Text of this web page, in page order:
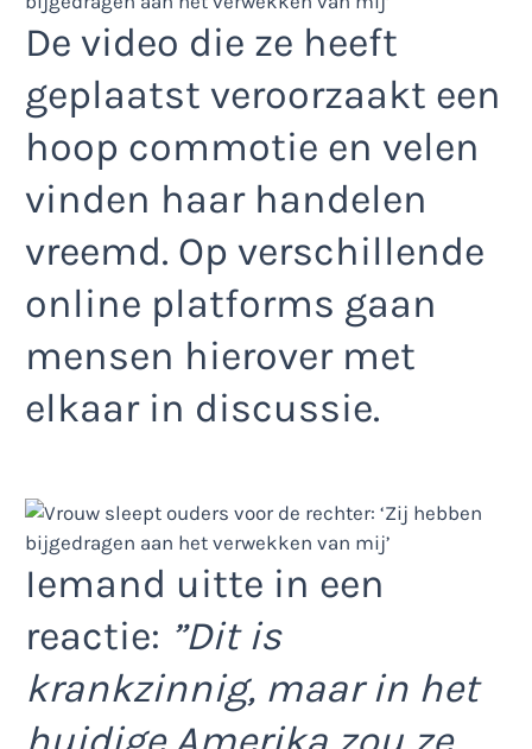
De video die ze heeft
geplaatst veroorzaakt een
hoop commotie en velen
vinden haar handelen
vreemd. Op verschillende
online platforms gaan
mensen hierover met
elkaar in discussie.
Iemand uitte in een
reactie: ”Dit is
krankzinnig, maar in het